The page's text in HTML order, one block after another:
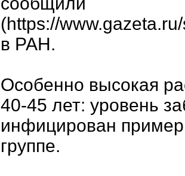
(https://
в РАН.
Особенно высокая
40-45 лет: уровень
инфицирован
группе.